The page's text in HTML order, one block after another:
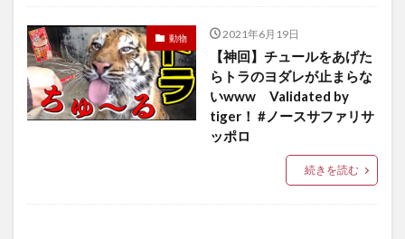
動物 2021年6月19日
【神回】チュールをあげた
らトラのヨダレが止まらな
いwww Validated by
tiger！ #ノースサファリサ
ッポロ
続きを読む